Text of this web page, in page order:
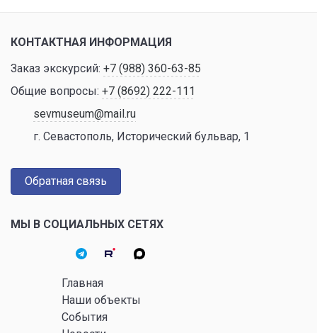
КОНТАКТНАЯ ИНФОРМАЦИЯ
Заказ экскурсий: +7 (988) 360-63-85
Общие вопросы: +7 (8692) 222-111
sevmuseum@mail.ru
г. Севастополь, Исторический бульвар, 1
Обратная связь
МЫ В СОЦИАЛЬНЫХ СЕТЯХ
Главная
Наши объекты
События